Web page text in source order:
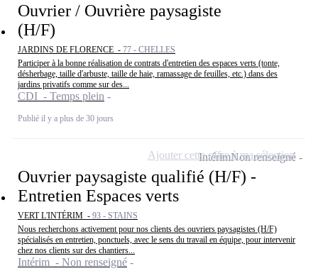
Ouvrier / Ouvrière paysagiste
(H/F)
JARDINS DE FLORENCE - 77 - CHELLES
Participer à la bonne réalisation de contrats d'entretien des espaces verts (tonte,
désherbage, taille d'arbuste, taille de haie, ramassage de feuilles, etc.) dans des
jardins privatifs comme sur des...
CDI - Temps plein
Publié il y a plus de 30 jours
Ouvrier paysagiste qualifié (H/F) -
Entretien Espaces verts
VERT L'INTÉRIM - 93 - STAINS
Nous recherchons activement pour nos clients des ouvriers paysagistes (H/F)
spécialisés en entretien, ponctuels, avec le sens du travail en équipe, pour intervenir
chez nos clients sur des chantiers...
Intérim - Non renseigné
IntérimNon renseigné
Ajouter cette offre à ma sélection